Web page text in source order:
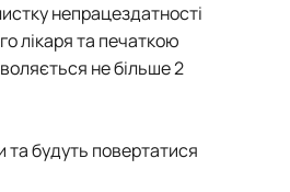
непрацездатності
лікаря та печаткою
не більше 2
та будуть повертатися